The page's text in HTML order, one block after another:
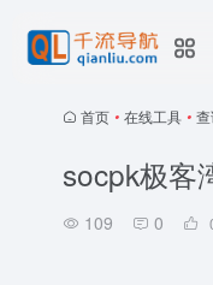
首页 • 在线工具 •
socpk极客
109 0